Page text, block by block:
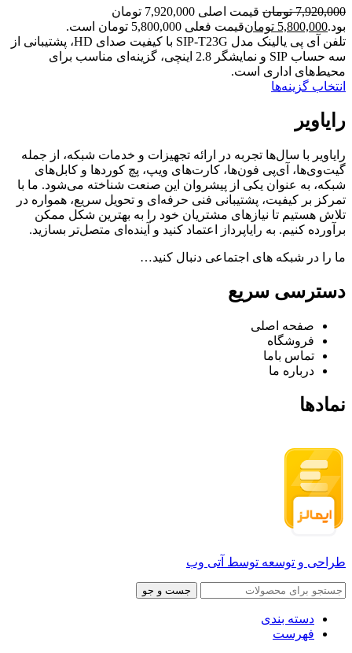
7,920,000 تومان
قیمت اصلی 7,920,000 تومان
بود.5,800,000 تومانقیمت فعلی 5,800,000 تومان است.
تلفن آی پی یالینک مدل SIP-T23G با کیفیت صدای HD، پشتیبانی از
سه حساب SIP و نمایشگر 2.8 اینچی، گزینه‌ای مناسب برای
محیط‌های اداری است.
انتخاب گزینه‌ها
رایاویر
رایاویر با سال‌ها تجربه در ارائه تجهیزات و خدمات شبکه، از جمله
گیت‌وی‌ها، آی‌پی فون‌ها، کارت‌های ویپ، پچ کوردها و کابل‌های
شبکه، به عنوان یکی از پیشروان این صنعت شناخته می‌شود. ما با
تمرکز بر کیفیت، پشتیبانی فنی حرفه‌ای و تحویل سریع، همواره در
تلاش هستیم تا نیازهای مشتریان خود را به بهترین شکل ممکن
برآورده کنیم. به رایاپرداز اعتماد کنید و آینده‌ای متصل‌تر بسازید.
ما را در شبکه های اجتماعی دنبال کنید…
دسترسی سریع
صفحه اصلی
فروشگاه
تماس باما
درباره ما
نمادها
طراحی و توسعه توسط آتی وب
جست و جو
دسته بندی
فهرست